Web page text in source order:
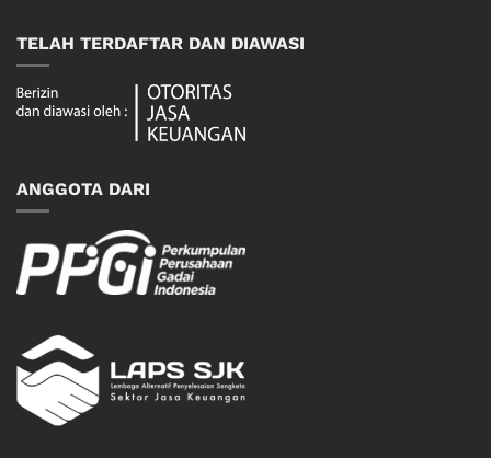
TELAH TERDAFTAR DAN DIAWASI
ANGGOTA DARI